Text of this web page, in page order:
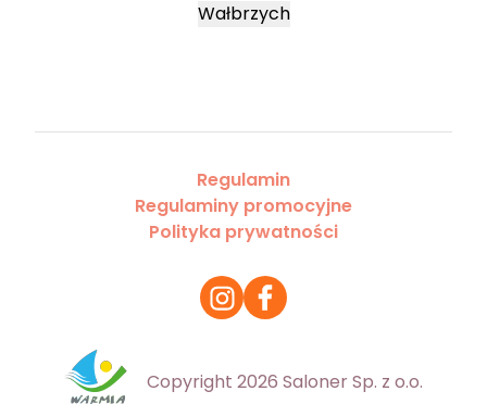
Wałbrzych
Regulamin
Regulaminy promocyjne
Polityka prywatności
Copyright 2026 Saloner Sp. z o.o.